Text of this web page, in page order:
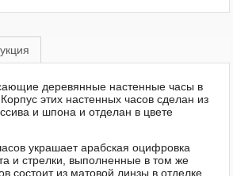
деревянные настенные часы в
этих настенных часов сделан из
и шпона и отделан в цвете
украшает арабская оцифровка
и стрелки, выполненные в том же
состоит из матовой линзы в отделке